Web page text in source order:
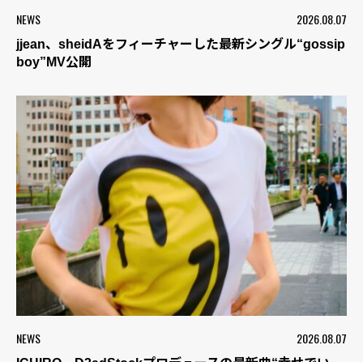
NEWS 2026.08.07
jjean、sheidAをフィーチャーした最新シングル“gossip
boy”MV公開
NEWS 2026.08.07